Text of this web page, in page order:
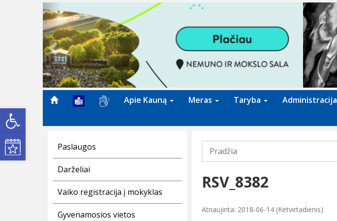
Open toolbar
Kultūros renginiai
Previous
Apie Kauną Meras Taryba Administracija
Paslaugos
Darželiai
Vaiko registracija į mokyklas
Gyvenamosios vietos
Pradžia
RSV_8382
Atnaujinta: 2018-06-14 (Ketvirtadienis)